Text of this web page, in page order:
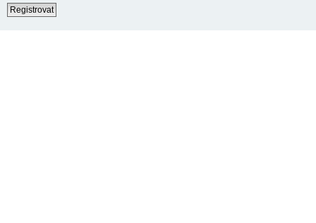
Registrovat